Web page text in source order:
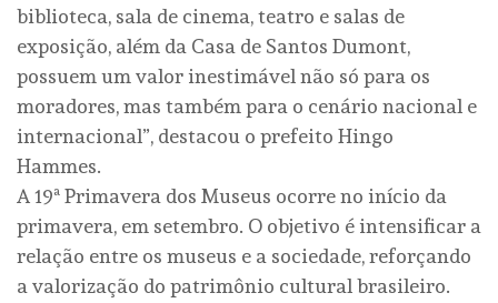
biblioteca, sala de cinema, teatro e salas de
exposição, além da Casa de Santos Dumont,
possuem um valor inestimável não só para os
moradores, mas também para o cenário nacional e
internacional”, destacou o prefeito Hingo
Hammes.
A 19ª Primavera dos Museus ocorre no início da
primavera, em setembro. O objetivo é intensificar a
relação entre os museus e a sociedade, reforçando
a valorização do patrimônio cultural brasileiro.